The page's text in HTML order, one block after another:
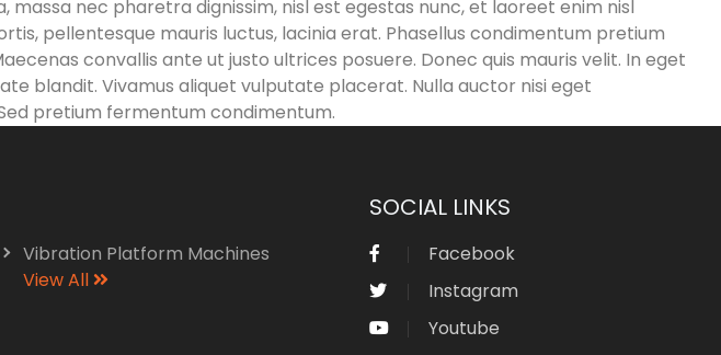
nec pharetra dignissim, nisl est egestas nunc, et laoreet enim nisl
pellentesque mauris luctus, lacinia erat. Phasellus condimentum pretium
convallis ante ut justo ultrices posuere. Donec quis mauris velit. In eget
blandit. Vivamus aliquet vulputate placerat. Nulla auctor nisi eget
pretium fermentum condimentum.
Vibration Platform Machines
View All
SOCIAL LINKS
Facebook
Instagram
Youtube